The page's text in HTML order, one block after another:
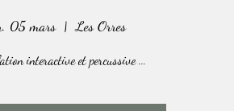
05 mars
  |
Les Orres
interactive et percussive ...